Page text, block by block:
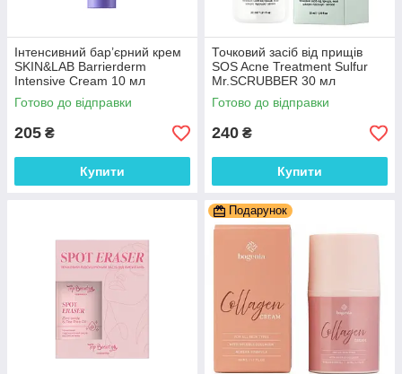
Інтенсивний бар’єрний крем
SKIN&LAB Barrierderm
Intensive Cream 10 мл
Готово до відправки
205 ₴
Купити
Точковий засіб від прищів
SOS Acne Treatment Sulfur
Mr.SCRUBBER 30 мл
Готово до відправки
240 ₴
Купити
Подарунок